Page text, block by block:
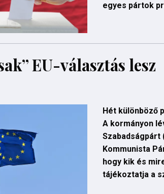
egyes pártok
EU-választás lesz
Hét különböző
A kormányon
Szabadságpárt
Kommunista
hogy kik és
tájékoztatja a